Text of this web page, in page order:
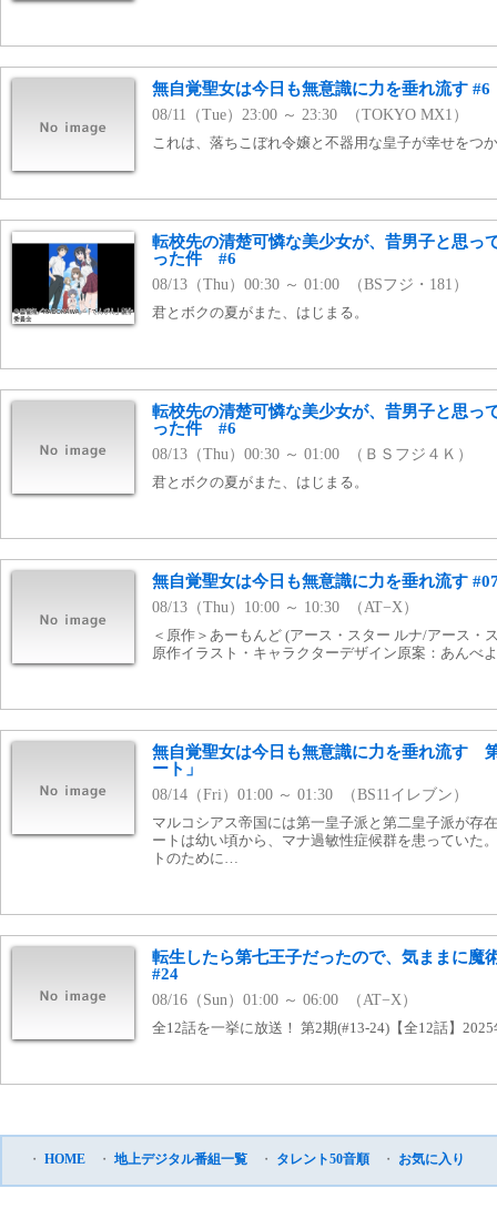
無自覚聖女は今日も無意識に力を垂れ流す #6
08/11（Tue）23:00 ～ 23:30 （TOKYO MX1）
これは、落ちこぼれ令嬢と不器用な皇子が幸せをつ
転校先の清楚可憐な美少女が、昔男子と思っ
った件 #6
08/13（Thu）00:30 ～ 01:00 （BSフジ・181）
君とボクの夏がまた、はじまる。
転校先の清楚可憐な美少女が、昔男子と思っ
った件 #6
08/13（Thu）00:30 ～ 01:00 （ＢＳフジ４Ｋ）
君とボクの夏がまた、はじまる。
無自覚聖女は今日も無意識に力を垂れ流す
08/13（Thu）10:00 ～ 10:30 （AT−X）
＜原作＞あーもんど (アース・スター ルナ/アース・
原作イラスト・キャラクターデザイン原案：あんべ
無自覚聖女は今日も無意識に力を垂れ流す
ート」
08/14（Fri）01:00 ～ 01:30 （BS11イレブン）
マルコシアス帝国には第一皇子派と第二皇子派が存
ートは幼い頃から、マナ過敏性症候群を患っていた
トのために…
転生したら第七王子だったので、気ままに魔
#24
08/16（Sun）01:00 ～ 06:00 （AT−X）
全12話を一挙に放送！ 第2期(#13-24)【全12話】
・ HOME ・ 地上デジタル番組一覧 ・ タレント50音順 ・ お気に入り